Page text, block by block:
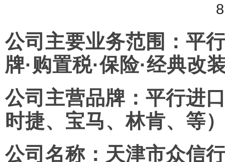
公司主要业务范围：平
牌·购置税·保险·经典改
公司主营品牌：平行进
时捷、宝马、林肯、等
公司名称： 天津市众信